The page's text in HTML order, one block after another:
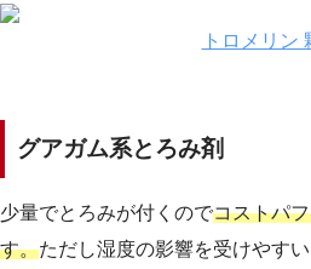
トロメリン
グアガム系とろみ剤
少量でとろみが付くのでコストパ
す。ただし湿度の影響を受けやす